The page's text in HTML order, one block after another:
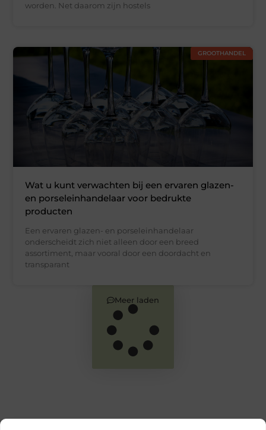
worden. Net daarom zijn hostels
GROOTHANDEL
Wat u kunt verwachten bij een ervaren glazen-
en porseleinhandelaar voor bedrukte
producten
Een ervaren glazen- en porseleinhandelaar
onderscheidt zich niet alleen door een breed
assortiment, maar vooral door een doordacht en
transparant
Meer laden